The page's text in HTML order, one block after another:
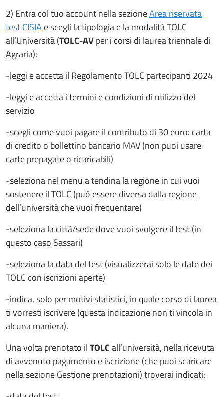
2) Entra col tuo account nella sezioneArea riservata
test CISIAe scegli la tipologia e la modalità TOLC
all’Università (TOLC-AVper i corsi di laurea triennale di
Agraria):
-leggi e accetta il Regolamento TOLC partecipanti 2024
-leggi e accetta i termini e condizioni di utilizzo del
servizio
-scegli come vuoi pagare il contributo di 30 euro: carta
di credito o bollettino bancario MAV (non puoi usare
carte prepagate o ricaricabili)
-seleziona nel menu a tendina la regione in cui vuoi
sostenere il TOLC (può essere diversa dalla regione
dell’università che vuoi frequentare)
-seleziona la città/sede dove vuoi svolgere il test (in
questo caso Sassari)
-seleziona la data del test (visualizzerai solo le date dei
TOLC con iscrizioni aperte)
-indica, solo per motivi statistici, in quale corso di laurea
ti vorresti iscrivere (questa indicazione non ti vincola in
alcuna maniera).
Una volta prenotato ilTOLCall’università, nella ricevuta
di avvenuto pagamento e iscrizione (che puoi scaricare
nella sezione Gestione prenotazioni) troverai indicati: